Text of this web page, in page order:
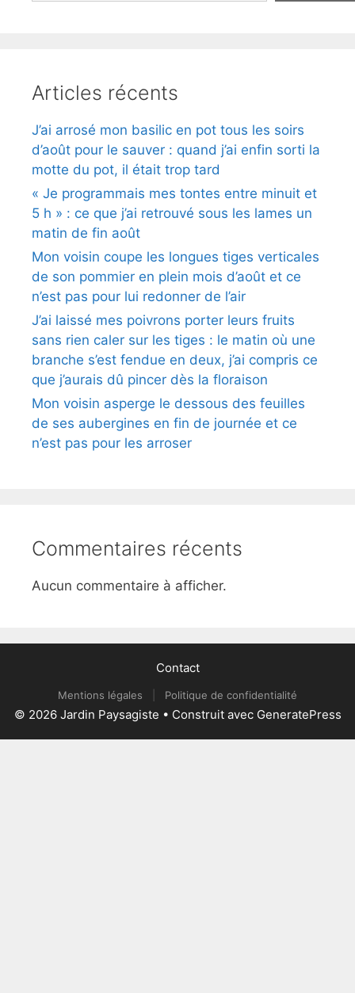
Articles récents
J’ai arrosé mon basilic en pot tous les soirs
d’août pour le sauver : quand j’ai enfin sorti la
motte du pot, il était trop tard
« Je programmais mes tontes entre minuit et
5 h » : ce que j’ai retrouvé sous les lames un
matin de fin août
Mon voisin coupe les longues tiges verticales
de son pommier en plein mois d’août et ce
n’est pas pour lui redonner de l’air
J’ai laissé mes poivrons porter leurs fruits
sans rien caler sur les tiges : le matin où une
branche s’est fendue en deux, j’ai compris ce
que j’aurais dû pincer dès la floraison
Mon voisin asperge le dessous des feuilles
de ses aubergines en fin de journée et ce
n’est pas pour les arroser
Commentaires récents
Aucun commentaire à afficher.
Contact
Mentions légales Politique de confidentialité
© 2026 Jardin Paysagiste • Construit avec GeneratePress